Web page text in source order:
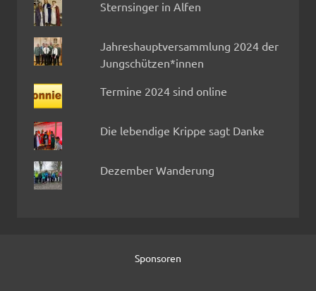
Sternsinger in Alfen
Jahreshauptversammlung 2024 der
Jungschützen*innen
Termine 2024 sind online
Die lebendige Krippe sagt Danke
Dezember Wanderung
Sponsoren